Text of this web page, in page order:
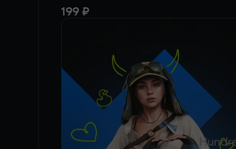
199 ₽